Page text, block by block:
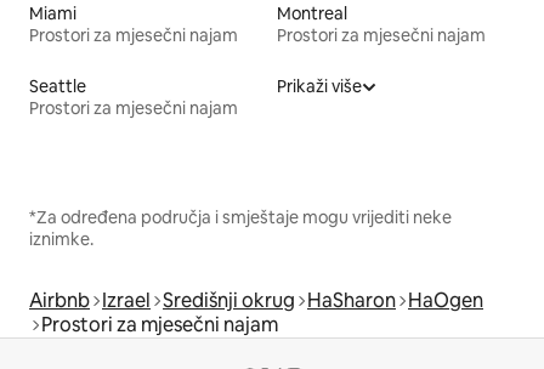
Miami
Prostori za mjesečni najam
Montreal
Prostori za mjesečni najam
Seattle
Prostori za mjesečni najam
Prikaži više
*Za određena područja i smještaje mogu vrijediti neke
iznimke.
Airbnb Izrael Središnji okrug HaSharon HaOgen
Prostori za mjesečni najam